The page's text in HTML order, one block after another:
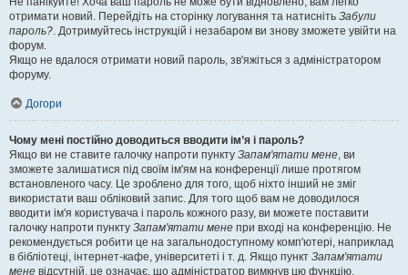
отримати новий. Перейдіть на сторінку логування та натисніть Забули
пароль?. Дотримуйтесь інструкцій і незабаром ви знову зможете увійти на
форум.
Якщо не вдалося отримати новий пароль, зв'яжіться з адміністратором
форуму.
Догори
Чому мені постійно доводиться вводити ім’я і пароль?
Якщо ви не ставите галочку напроти пункту Запам'ятати мене, ви
зможете залишатися під своїм ім'ям на конференції лише протягом
встановленого часу. Це зроблено для того, щоб ніхто інший не зміг
використати ваш обліковий запис. Для того щоб вам не доводилося
вводити ім'я користувача і пароль кожного разу, ви можете поставити
галочку напроти пункту Запам'ятати мене при вході на конференцію. Не
рекомендується робити це на загальнодоступному комп'ютері, наприклад
в бібліотеці, інтернет-кафе, університеті і т. д. Якщо пункт Запам'ятати
мене відсутній, це означає, що адміністратор вимкнув цю функцію.